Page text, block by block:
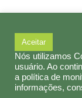
LORENS
Aceitar
Nós utilizamos
usuário. Ao
a política de
informações,